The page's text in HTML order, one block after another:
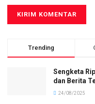
Trending
Sengketa
dan Berita
24/08/2025